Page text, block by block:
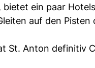
ein paar
auf den
St. Anton definitiv